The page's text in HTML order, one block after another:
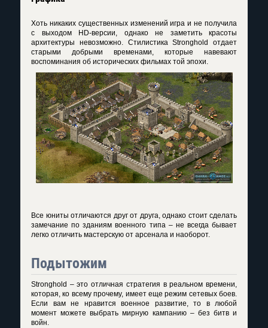
Хоть никаких существенных изменений игра и не получила
с выходом HD-версии, однако не заметить красоты
архитектуры невозможно. Стилистика Stronghold отдает
старыми добрыми временами, которые навевают
воспоминания об исторических фильмах той эпохи.
Все юниты отличаются друг от друга, однако стоит сделать
замечание по зданиям военного типа – не всегда бывает
легко отличить мастерскую от арсенала и наоборот.
Подытожим
Stronghold – это отличная стратегия в реальном времени,
которая, ко всему прочему, имеет еще режим сетевых боев.
Если вам не нравится военное развитие, то в любой
момент можете выбрать мирную кампанию – без битв и
войн.